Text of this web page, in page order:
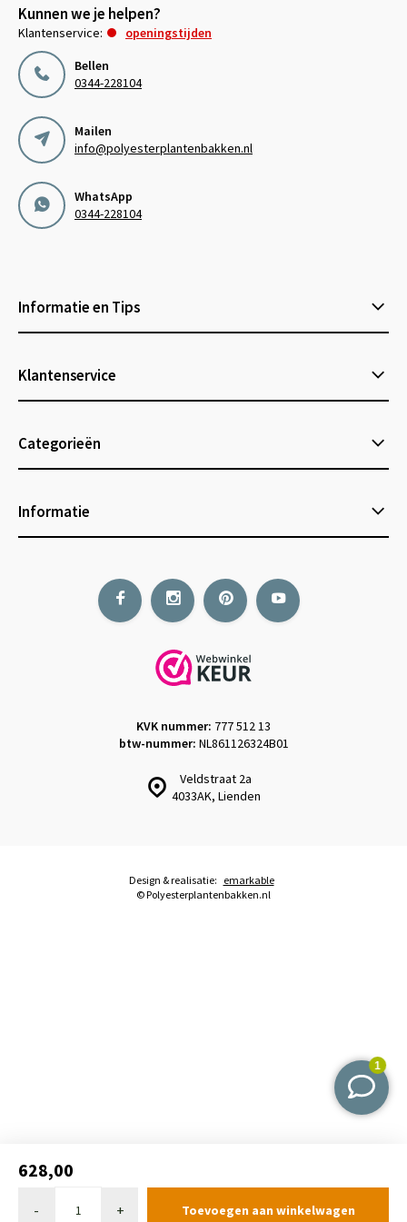
628,00
- + Toevoegen aan winkelwagen
Kunnen we je helpen?
Klantenservice:
openingstijden
Bellen
0344-228104
Mailen
info@polyesterplantenbakken.nl
WhatsApp
0344-228104
Informatie en Tips
Klantenservice
Categorieën
Informatie
Veldstraat 2a
4033AK, Lienden
KVK nummer: 777 512 13
btw-nummer: NL861126324B01
© Polyesterplantenbakken.nl
Design & realisatie: emarkable